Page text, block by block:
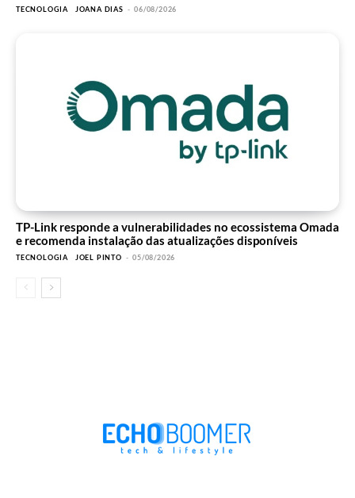
TECNOLOGIA JOANA DIAS - 06/08/2026
TP-Link responde a vulnerabilidades no ecossistema Omada
e recomenda instalação das atualizações disponíveis
TECNOLOGIA JOEL PINTO - 05/08/2026